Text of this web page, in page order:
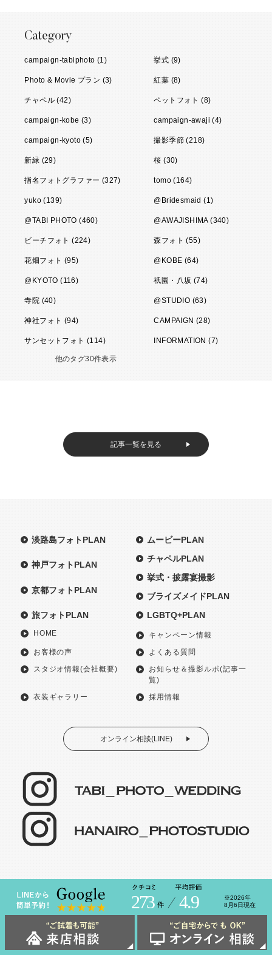
Category
campaign-tabiphoto (1) 挙式 (9)
Photo & Movie プラン (3) 紅葉 (8)
チャペル (42) ペットフォト (8)
campaign-kobe (3) campaign-awaji (4)
campaign-kyoto (5) 撮影季節 (218)
新緑 (29) 桜 (30)
指名フォトグラファー (327) tomo (164)
yuko (139) @Bridesmaid (1)
@TABI PHOTO (460) @AWAJISHIMA (340)
ビーチフォト (224) 森フォト (55)
花畑フォト (95) @KOBE (64)
@KYOTO (116) 祇園・八坂 (74)
寺院 (40) @STUDIO (63)
神社フォト (94) CAMPAIGN (28)
サンセットフォト (114) INFORMATION (7)
他のタグ30件表示
記事一覧を見る
273 4.9
※2026年
8月6日現在
淡路島フォトPLAN
神戸フォトPLAN
京都フォトPLAN
旅フォトPLAN
ムービーPLAN
チャペルPLAN
挙式・披露宴撮影
ブライズメイドPLAN
LGBTQ+PLAN
HOME
キャンペーン情報
お客様の声
よくある質問
スタジオ情報(会社概要)
お知らせ＆撮影ルポ(記事一
覧)
衣装ギャラリー
採用情報
オンライン相談(LINE)
TABI PHOTO © FUJI STUDIO 2022 ALL RIGHTS RESERVED.